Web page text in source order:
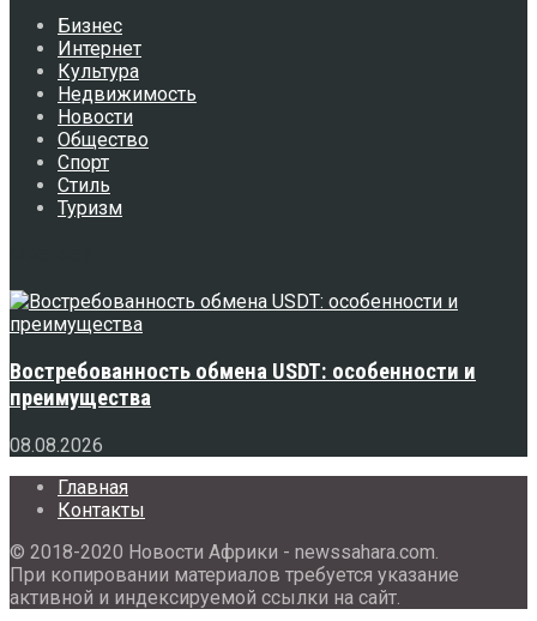
Бизнес
Интернет
Культура
Недвижимость
Новости
Общество
Спорт
Стиль
Туризм
Востребованность обмена USDT: особенности и
преимущества
08.08.2026
Главная
Контакты
© 2018-2020 Новости Африки - newssahara.com.
При копировании материалов требуется указание
активной и индексируемой ссылки на сайт.